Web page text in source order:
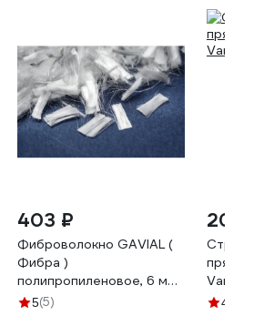
403 ₽
Фиброволокно GAVIAL (
Фибра )
полипропиленовое, 6 мм
600 г/ меш; (0,6 кг/ меш )
5(5)
200
4.9